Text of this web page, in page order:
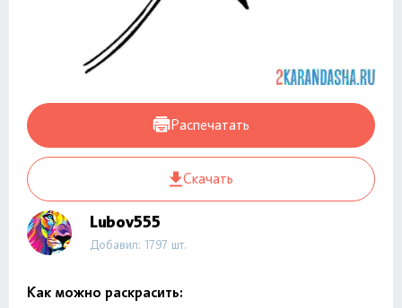
Распечатать
Скачать
Lubov555
Добавил: 1797 шт.
Как можно раскрасить: